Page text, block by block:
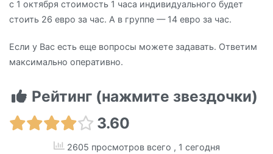
с 1 октября стоимость 1 часа индивидуального будет
стоить 26 евро за час. А в группе — 14 евро за час.
Если у Вас есть еще вопросы можете задавать. Ответим
максимально оперативно.
Рейтинг (нажмите звездочки)
3.60
2605 просмотров всего , 1 сегодня